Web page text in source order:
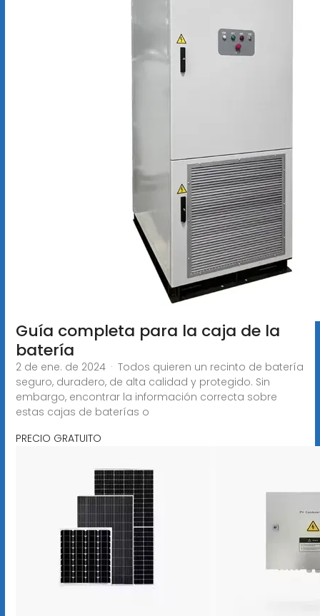
Guía completa para la caja de la
batería
2 de ene. de 2024 · Todos quieren un recinto de batería
seguro, duradero, de alta calidad y protegido. Sin
embargo, encontrar la información correcta sobre
estas cajas de baterías o
PRECIO GRATUITO